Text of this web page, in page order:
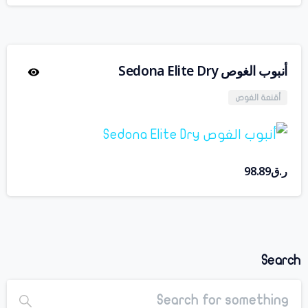
أنبوب الغوص Sedona Elite Dry
أقنعة الغوص
ر.ق98.89
Search